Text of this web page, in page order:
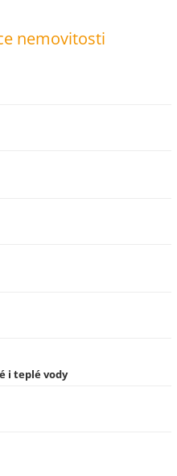
nemovitosti
i teplé vody